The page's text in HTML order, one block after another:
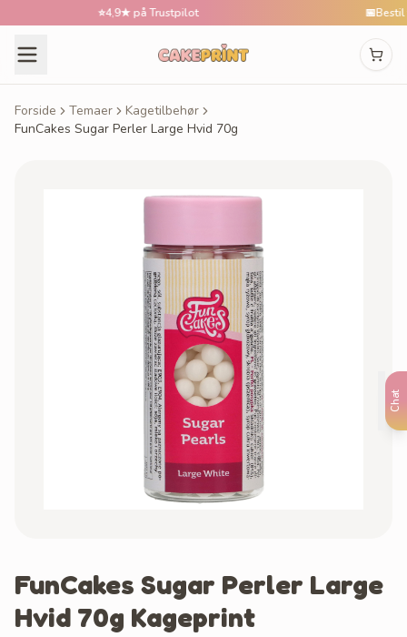
Chat
4,9★ på Trustpilot Bestil til
Forside Temaer
Kagetilbehør
FunCakes Sugar Perler Large Hvid 70g
FunCakes Sugar Perler Large
Hvid 70g Kageprint